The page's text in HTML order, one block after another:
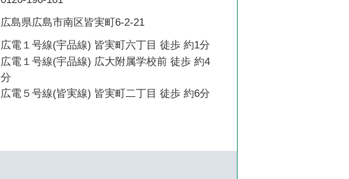
広島県広島市南区皆実町6-2-21
広電１号線(宇品線) 皆実町六丁目 徒歩 約1分
広電１号線(宇品線) 広大附属学校前 徒歩 約4
分
広電５号線(皆実線) 皆実町二丁目 徒歩 約6分